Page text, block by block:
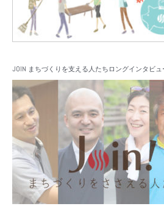
JOIN まちづくりを支える人たちロングインタビュ